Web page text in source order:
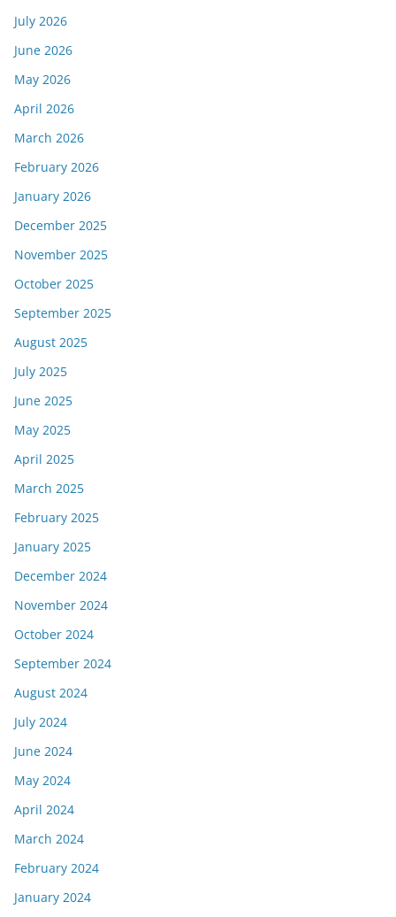
July 2026
June 2026
May 2026
April 2026
March 2026
February 2026
January 2026
December 2025
November 2025
October 2025
September 2025
August 2025
July 2025
June 2025
May 2025
April 2025
March 2025
February 2025
January 2025
December 2024
November 2024
October 2024
September 2024
August 2024
July 2024
June 2024
May 2024
April 2024
March 2024
February 2024
January 2024